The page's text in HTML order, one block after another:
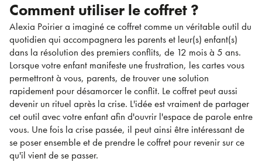
Comment utiliser le coffret ?
Alexia Poirier a imaginé ce coffret comme un véritable outil du
quotidien qui accompagnera les parents et leur(s) enfant(s)
dans la résolution des premiers conflits, de 12 mois à 5 ans.
Lorsque votre enfant manifeste une frustration, les cartes vous
permettront à vous, parents, de trouver une solution
rapidement pour désamorcer le conflit. Le coffret peut aussi
devenir un rituel après la crise. L'idée est vraiment de partager
cet outil avec votre enfant afin d'ouvrir l'espace de parole entre
vous. Une fois la crise passée, il peut ainsi être intéressant de
se poser ensemble et de prendre le coffret pour revenir sur ce
qu'il vient de se passer.